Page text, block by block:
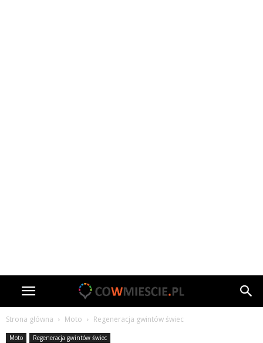
Strona główna Moto Regeneracja gwintów świec
Moto Regeneracja gwintów świec